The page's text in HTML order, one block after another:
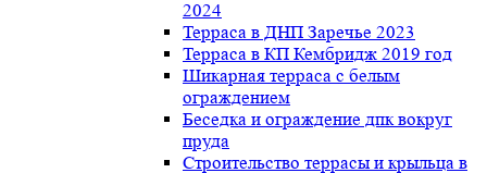
2024
Терраса в ДНП Заречье 2023
Терраса в КП Кембридж 2019 год
Шикарная терраса с белым
ограждением
Беседка и ограждение дпк вокруг
пруда
Строительство террасы и крыльца в